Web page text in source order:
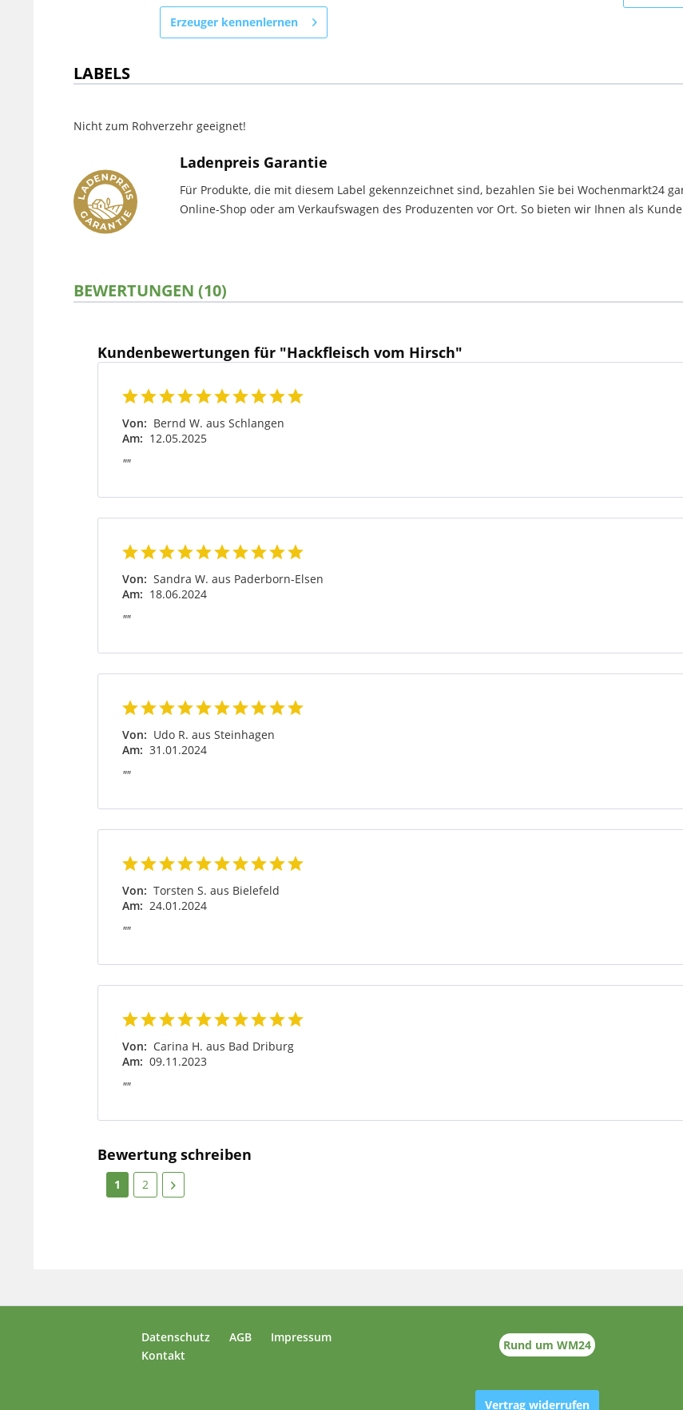
Erzeuger kennenlernen
LABELS
Nicht zum Rohverzehr geeignet!
Ladenpreis Garantie
Für Produkte, die mit diesem Label gekennzeichnet sind, bezahlen Sie bei Wochenmarkt24
Online-Shop oder am Verkaufswagen des Produzenten vor Ort. So bieten wir Ihnen als
BEWERTUNGEN (10)
Kundenbewertungen für "Hackfleisch vom Hirsch"
Von: Bernd W. aus Schlangen
Am: 12.05.2025
""
Von: Sandra W. aus Paderborn-Elsen
Am: 18.06.2024
""
Von: Udo R. aus Steinhagen
Am: 31.01.2024
""
Von: Torsten S. aus Bielefeld
Am: 24.01.2024
""
Von: Carina H. aus Bad Driburg
Am: 09.11.2023
""
Bewertung schreiben
1 2
Datenschutz AGB
Impressum
Kontakt
Rund um WM24
Vertrag widerrufen